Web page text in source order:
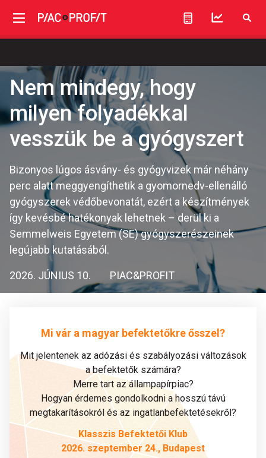
Nem mindegy, hogy
milyen folyadékkal
vesszük be a gyógyszert
Bizonyos lúgos ásvány- és gyógyvizek már néhány
perc alatt meggyengíthetik a gyomornedv-ellenálló
gyógyszerek védőbevonatát, ezért a készítmények
így kevésbé hatékonyak lehetnek – derül ki a
Semmelweis Egyetem (SE) gyógyszerészeinek
legújabb kutatásából.
2026. JÚNIUS 10. PIAC&PROFIT
Mi vár a magyar befektetőkre ősszel?
Mit jelentenek az adózási és szabályozási változások
a befektetők számára?
Merre tart az állampapírpiac?
Hogyan érdemes gondolkodni a hosszú távú
megtakarításokról és az ingatlanbefektetésekről?
Klasszis Befektetői Klub
2026. szeptember 24., Budapest